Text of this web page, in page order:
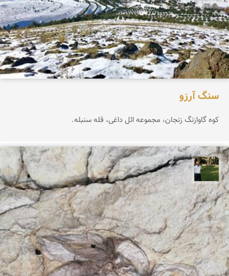
سنگ آرزو
کوه گاوازنگ زنجان، مجموعه ائل داغی، قله سنبله.
عبدل شعبانی